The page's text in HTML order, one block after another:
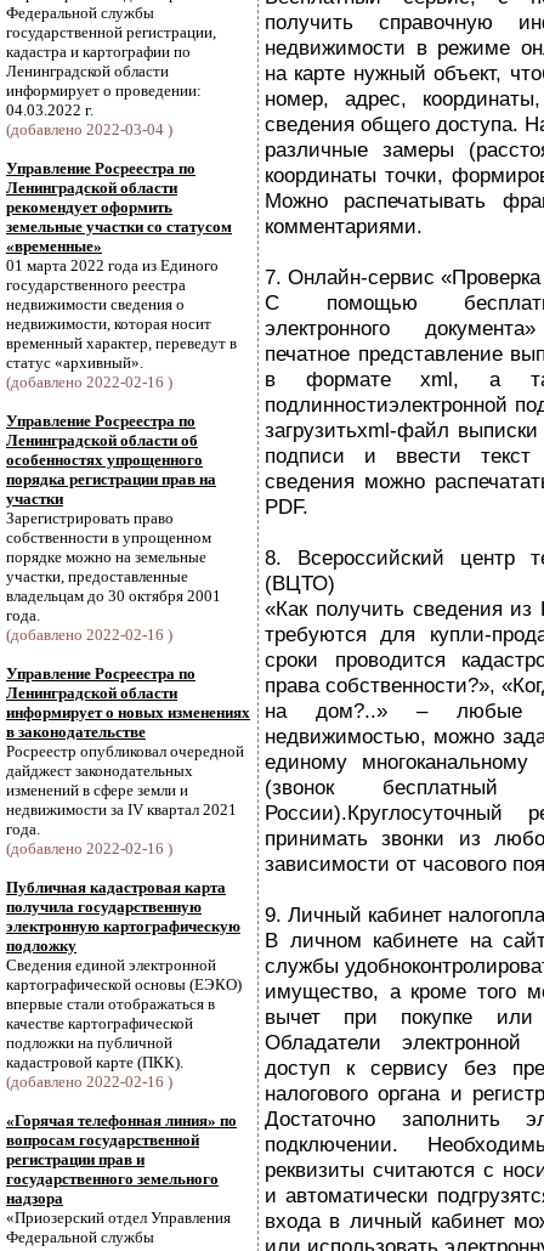
Федеральной службы
государственной регистрации,
кадастра и картографии по
Ленинградской области
информирует о проведении:
04.03.2022 г.
(добавлено 2022-03-04 )
Управление Росреестра по
Ленинградской области
рекомендует оформить
земельные участки со статусом
«временные»
01 марта 2022 года из Единого
государственного реестра
недвижимости сведения о
недвижимости, которая носит
временный характер, переведут в
статус «архивный».
(добавлено 2022-02-16 )
Управление Росреестра по
Ленинградской области об
особенностях упрощенного
порядка регистрации прав на
участки
Зарегистрировать право
собственности в упрощенном
порядке можно на земельные
участки, предоставленные
владельцам до 30 октября 2001
года.
(добавлено 2022-02-16 )
Управление Росреестра по
Ленинградской области
информирует о новых изменениях
в законодательстве
Росреестр опубликовал очередной
дайджест законодательных
изменений в сфере земли и
недвижимости за IV квартал 2021
года.
(добавлено 2022-02-16 )
Публичная кадастровая карта
получила государственную
электронную картографическую
подложку
Сведения единой электронной
картографической основы (ЕЭКО)
впервые стали отображаться в
качестве картографической
подложки на публичной
кадастровой карте (ПКК).
(добавлено 2022-02-16 )
«Горячая телефонная линия» по
вопросам государственной
регистрации прав и
государственного земельного
надзора
«Приозерский отдел Управления
Федеральной службы
получить справочную
недвижимости в режиме
на карте нужный объект,
номер, адрес,
сведения общего доступа.
различные замеры
координаты точки,
Можно распечатывать
комментариями.
7. Онлайн-сервис «Проверка
С помощью
электронного
печатное представление
в формате xml, а
подлинностиэлектронной
загрузитьxml-файл
подписи и ввести текст
сведения можно
PDF.
8. Всероссийский центр
(ВЦТО)
«Как получить сведения
требуются для купли-
сроки проводится
права собственности?»,
на дом?..» – любые
недвижимостью, можно
единому
(звонок
России).Круглосуточный
принимать звонки из
зависимости от часового
9. Личный кабинет
В личном кабинете на
службы
имущество, а кроме того
вычет при покупке или
Обладатели
доступ к сервису без
налогового органа и
Достаточно заполнить
подключении.
реквизиты считаются с
и автоматически
входа в личный кабинет
или использовать